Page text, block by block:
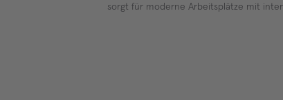
sorgt für moderne Arbeitsplätze mit